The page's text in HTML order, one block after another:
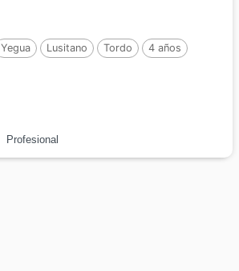
Yegua Lusitano Tordo 4 años
Profesional